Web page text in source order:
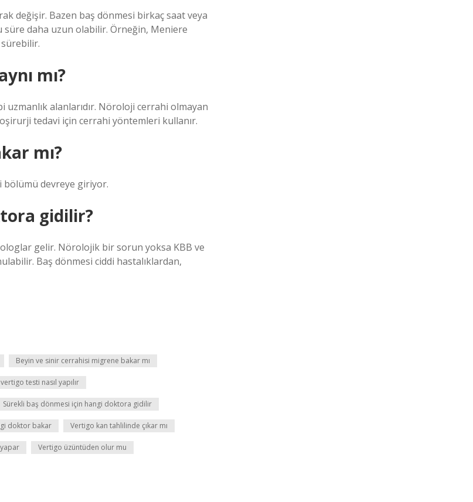
değişir. Bazen baş dönmesi birkaç saat veya
daha uzun olabilir. Örneğin, Meniere
sürebilir.
mı?
alanlarıdır. Nöroloji cerrahi olmayan
tedavi için cerrahi yöntemleri kullanır.
mı?
devreye giriyor.
gidilir?
gelir. Nörolojik bir sorun yoksa KBB ve
Baş dönmesi ciddi hastalıklardan,
Beyin ve sinir cerrahisi migrene bakar mı
testi nasıl yapılır
Sürekli baş dönmesi için hangi doktora gidilir
doktor bakar Vertigo kan tahlilinde çıkar mı
Vertigo üzüntüden olur mu